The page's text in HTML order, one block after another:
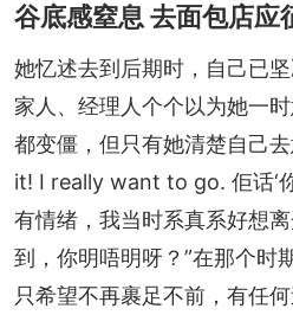
谷底感窒息 去面包店应
她忆述去到后期时，自己已
家人、经理人个个以为她一
都变僵，但只有她清楚自己
it! I really want to go. 佢话‘
有情绪，我当时系真系好想
到，你明唔明呀？”在那个时
只希望不再裹足不前，有任